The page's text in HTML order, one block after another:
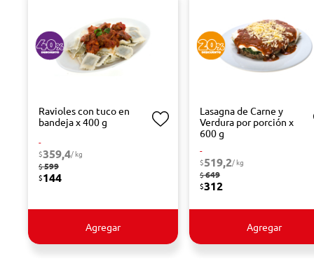
Ravioles con tuco en
bandeja x 400 g
-
$359,4/ kg
$599
$144
Agregar
Lasagna de Carne y
Verdura por porción x
600 g
-
$519,2/ kg
$649
$312
Agregar